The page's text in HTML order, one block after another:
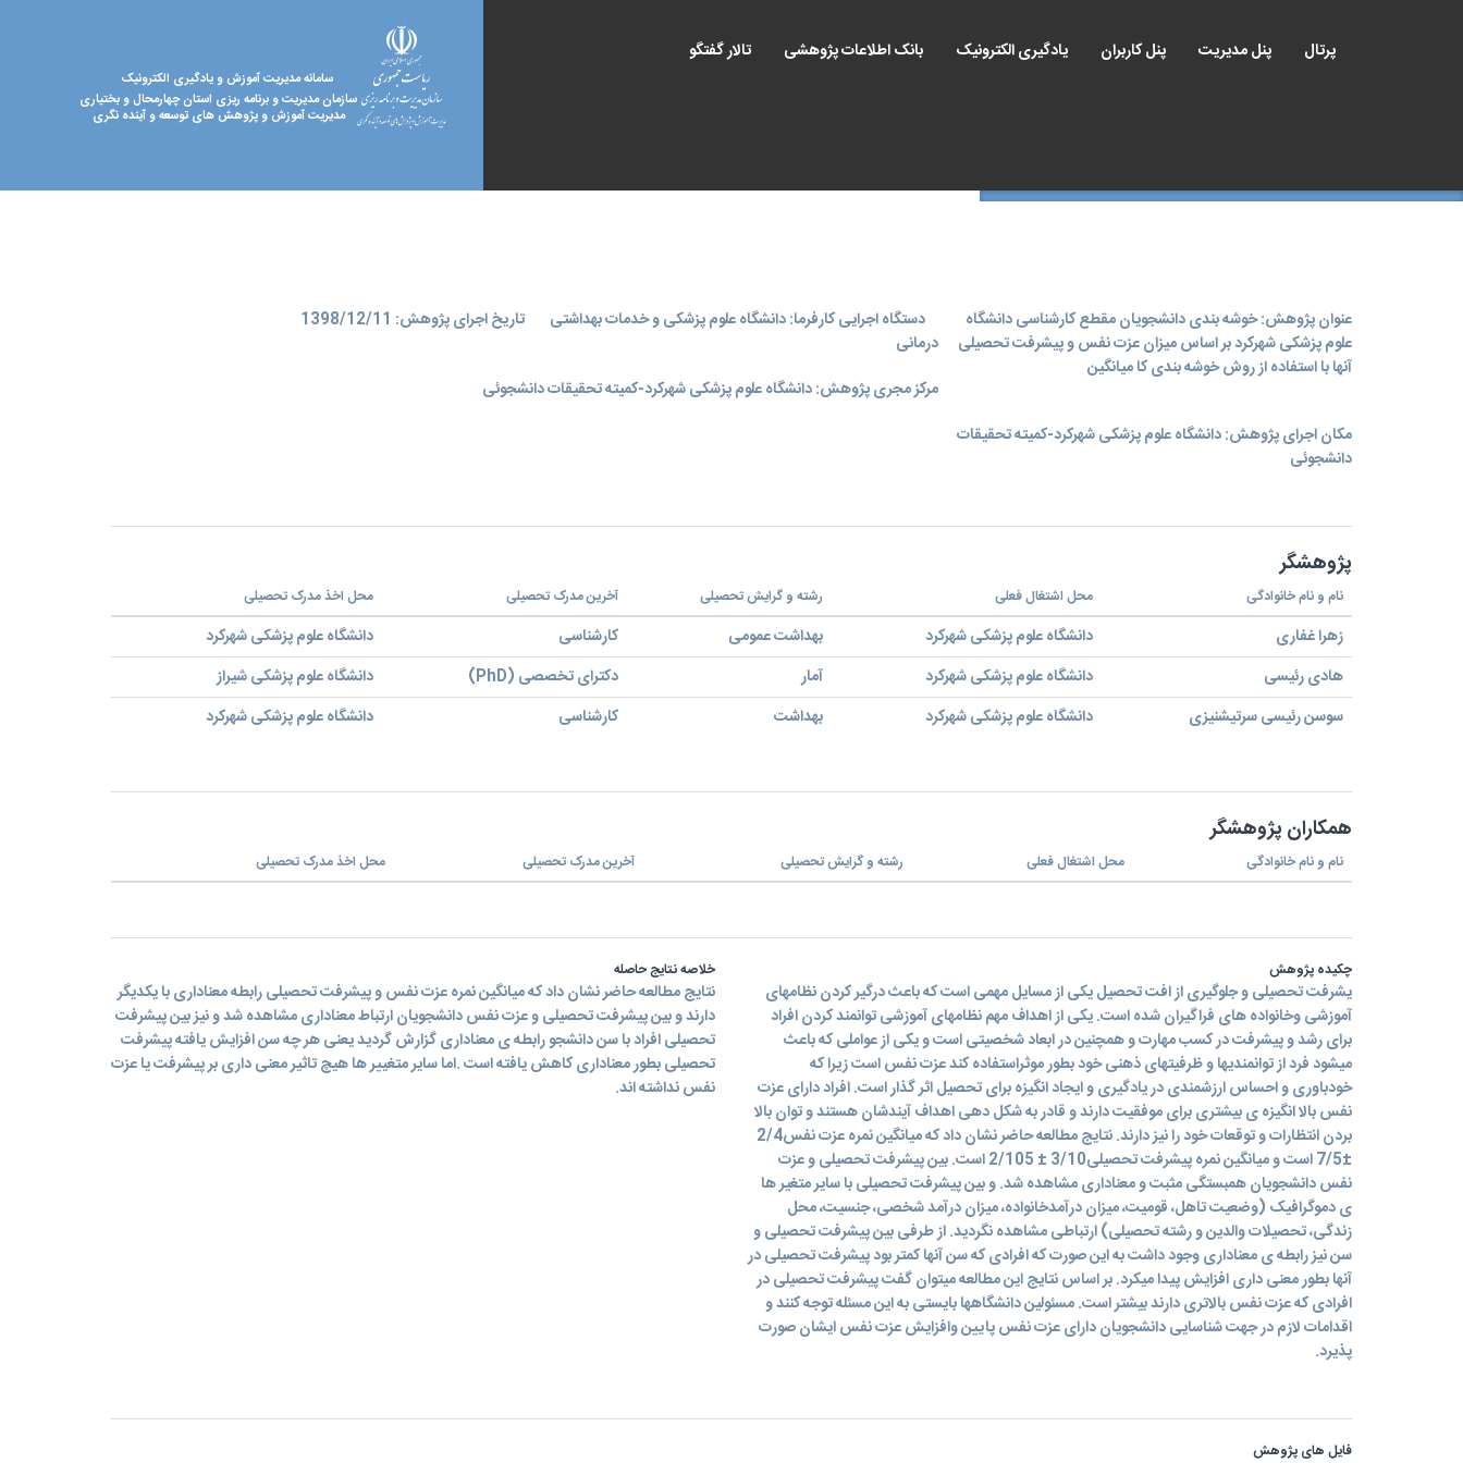
سامانه مدیریت آموزش و یادگیری الکترونیک
سازمان مدیریت و برنامه ریزی استان چهارمحال و بختیاری
مدیریت آموزش و پژوهش های توسعه و آینده نگری
پرتال پنل مدیریت پنل کاربران یادگیری الکترونیک بانک اطلاعات پژوهشی تالار گفتگو
عنوان پژوهش: خوشه بندی دانشجویان مقطع کارشناسی دانشگاه
علوم پزشکی شهرکرد بر اساس میزان عزت نفس و پیشرفت تحصیلی
آنها با استفاده از روش خوشه بندی کا میانگین
دستگاه اجرایی کارفرما: دانشگاه علوم پزشکی و خدمات بهداشتی
درمانی
تاریخ اجرای پژوهش: 1398/12/11
مرکز مجری پژوهش: دانشگاه علوم پزشکی شهرکرد-کمیته تحقیقات دانشجوئی
مکان اجرای پژوهش: دانشگاه علوم پزشکی شهرکرد-کمیته تحقیقات
دانشجوئی
پژوهشگر
نام و نام خانوادگی محل اشتغال فعلی رشته و گرایش تحصیلی آخرین مدرک تحصیلی محل اخذ مدرک تحصیلی
زهرا غفاری دانشگاه علوم پزشکی شهرکرد بهداشت عمومی کارشناسی
دانشگاه علوم پزشکی شهرکرد
هادی رئیسی
دانشگاه علوم پزشکی شهرکرد آمار دکترای تخصصی (PhD)
دانشگاه علوم پزشکی شیراز
سوسن رئیسی سرتیشنیزی
دانشگاه علوم پزشکی شهرکرد بهداشت کارشناسی دانشگاه علوم پزشکی شهرکرد
همکاران پژوهشگر
نام و نام خانوادگی محل اشتغال فعلی رشته و گرایش تحصیلی آخرین مدرک تحصیلی محل اخذ مدرک تحصیلی
چکیده پژوهش
یشرفت تحصیلی و جلوگیری از افت تحصیل یکی از مسایل مهمی است که باعث درگیر کردن نظامهای
آموزشی وخانواده های فراگیران شده است. یکی از اهداف مهم نظامهای آموزشی توانمند کردن افراد
برای رشد و پیشرفت در کسب مهارت و همچنین در ابعاد شخصیتی است و یکی از عواملی که باعث
میشود فرد از توانمندیها و ظرفیتهای ذهنی خود بطور موثراستفاده کند عزت نفس است زیرا که
خودباوری و احساس ارزشمندی در یادگیری و ایجاد انگیزه برای تحصیل اثر گذار است. افراد دارای عزت
نفس بالا انگیزه ی بیشتری برای موفقیت دارند و قادر به شکل دهی اهداف آیندشان هستند و توان بالا
بردن انتظارات و توقعات خود را نیز دارند. نتایج مطالعه حاضر نشان داد که میانگین نمره عزت نفس2/4
±7/5 است و میانگین نمره پیشرفت تحصیلی3/10 ± 2/105 است. بین پیشرفت تحصیلی و عزت
نفس دانشجویان همبستگی مثبت و معناداری مشاهده شد. و بین پیشرفت تحصیلی با سایر متغیر ها
ی دموگرافیک (وضعیت تاهل، قومیت، میزان درآمدخانواده، میزان درآمد شخصی، جنسیت، محل
زندگی، تحصیلات والدین و رشته تحصیلی) ارتباطی مشاهده نگردید. از طرفی بین پیشرفت تحصیلی و
سن نیز رابطه ی معناداری وجود داشت به این صورت که افرادی که سن آنها کمتر بود پیشرفت تحصیلی در
آنها بطور معنی داری افزایش پیدا میکرد. بر اساس نتایج این مطالعه میتوان گفت پیشرفت تحصیلی در
افرادی که عزت نفس بالاتری دارند بیشتر است. مسئولین دانشگاهها بایستی به این مسئله توجه کنند و
اقدامات لازم در جهت شناسایی دانشجویان دارای عزت نفس پایین وافزایش عزت نفس ایشان صورت
پذیرد.
خلاصه نتایج حاصله
نتایج مطالعه حاضر نشان داد که میانگین نمره عزت نفس و پیشرفت تحصیلی رابطه معناداری با یکدیگر
دارند و بین پیشرفت تحصیلی و عزت نفس دانشجویان ارتباط معناداری مشاهده شد و نیز بین پیشرفت
تحصیلی افراد با سن دانشجو رابطه ی معناداری گزارش گردید یعنی هر چه سن افزایش یافته پیشرفت
تحصیلی بطور معناداری کاهش یافته است .اما سایر متغییر ها هیچ تاثیر معنی داری بر پیشرفت یا عزت
نفس نداشته اند.
فایل های پژوهش